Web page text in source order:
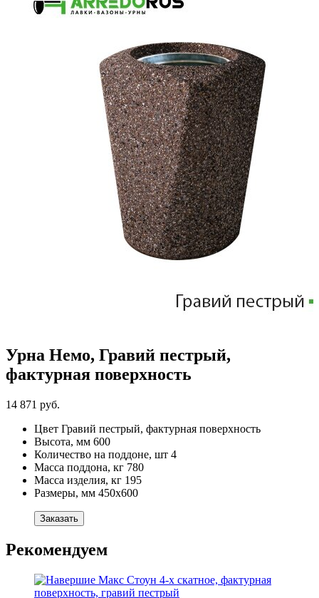
Урна Немо, Гравий пестрый,
фактурная поверхность
14 871 руб.
Цвет Гравий пестрый, фактурная поверхность
Высота, мм 600
Количество на поддоне, шт 4
Масса поддона, кг 780
Масса изделия, кг 195
Размеры, мм 450х600
Заказать
Рекомендуем